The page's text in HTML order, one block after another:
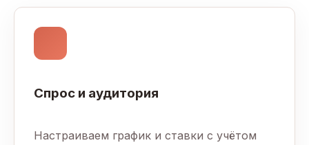
Спрос и аудитория
Настраиваем график и ставки с учётом